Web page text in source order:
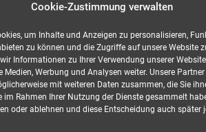
Cookie-Zustimmung verwalten
um Inhalte und Anzeigen zu personalisieren,
zu können und die Zugriffe auf unsere Website
Informationen zu Ihrer Verwendung unserer
Medien, Werbung und Analysen weiter. Unsere
mit weiteren Daten zusammen, die Sie
im Rahmen Ihrer Nutzung der Dienste gesammelt
oder ablehnen und diese Entscheidung auch später